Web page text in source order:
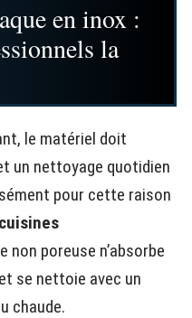
en inox :
la
le matériel doit
un nettoyage quotidien
pour cette raison
non poreuse n’absorbe
se nettoie avec un
chaude.